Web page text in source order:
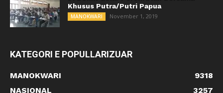
Khusus Putra/Putri Papua
MANOKWARI November 1, 2019
KATEGORI E POPULLARIZUAR
MANOKWARI
9318
NASIONAL
3257